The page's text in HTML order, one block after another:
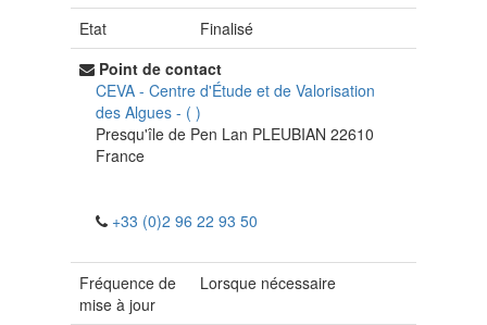
Etat
Finalisé
Point de contact
CEVA - Centre d'Étude et de Valorisation
des Algues - ( )
Presqu'île de Pen Lan PLEUBIAN 22610
France
+33 (0)2 96 22 93 50
Fréquence de
mise à jour
Lorsque nécessaire